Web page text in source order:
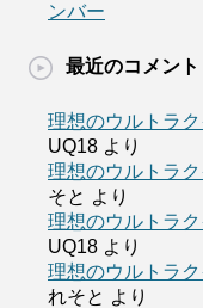
ンバー
最近のコメント
理想のウルトラ
UQ18 より
理想のウルトラ
そと より
理想のウルトラ
UQ18 より
理想のウルトラ
れそと より